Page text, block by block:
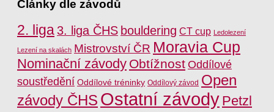
Články dle závodů
2. liga 3. liga ČHS bouldering CT cup Ledolezení
Lezení na skalách Mistrovství ČR Moravia Cup
Nominační závody Obtížnost Oddílové
soustředění Oddílové tréninky Oddílový závod Open
závody ČHS Ostatní závody Petzl